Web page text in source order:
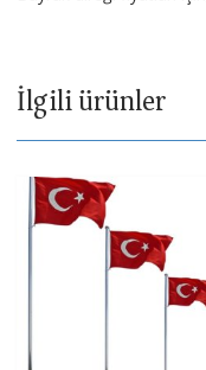
İlgili ürünler